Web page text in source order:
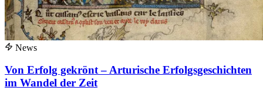
News
Von Erfolg gekrönt – Arturische Erfolgsgeschichten
im Wandel der Zeit